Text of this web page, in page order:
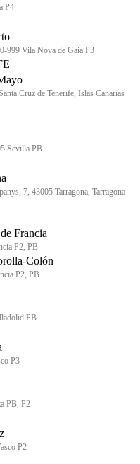
P4
999 Vila Nova de Gaia P3
Cruz de Tenerife, Islas Canarias
Sevilla PB
7, 43005 Tarragona, Tarragona
Francia
P2, PB
Colón
P2, PB
PB
P3
PB, P2
P2